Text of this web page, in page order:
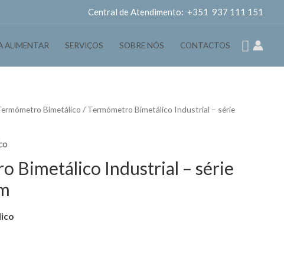
Central de Atendimento: +351 937 111 151
ALIMENTAR SERVIÇOS SOBRE NÓS CONTACTOS
Bimetálico / Termómetro Bimetálico Industrial – série
Bimetálico Industrial – série